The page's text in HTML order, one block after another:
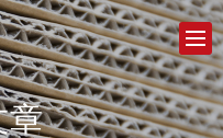
章